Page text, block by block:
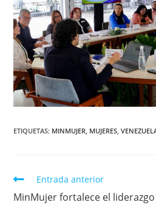
ETIQUETAS: MINMUJER, MUJERES,
Entrada anterior
MinMujer fortalece el